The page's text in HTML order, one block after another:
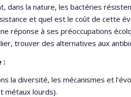
dans la nature, les bactéries
et quel est le coût de cette
réponse à ses préoccupations
trouver des alternatives aux
:
la diversité, les mécanismes et
métaux lourds).